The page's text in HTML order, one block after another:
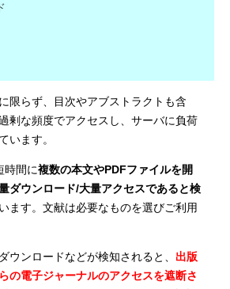
限らず、目次やアブストラクトも含
剰な頻度でアクセスし、サーバに負荷
います。
時間に複数の本文やPDFファイルを開
ダウンロード/大量アクセスであると検
ます。文献は必要なものを選びご利用
ウンロードなどが検知されると、 出版
の電子ジャーナルのアクセスを遮断さ